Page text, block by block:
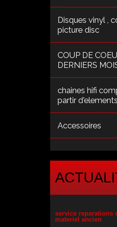
Disques vinyl ,
picture disc
COUP DE
DERNIERS
chaines hifi
partir
Accessoires
service reparations
materiel ancien